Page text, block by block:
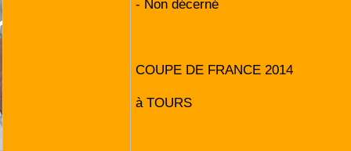
- Non décerné
COUPE DE FRANCE 2014
à TOURS